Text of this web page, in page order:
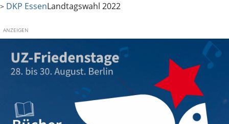
> DKP EssenLandtagswahl 2022
ANZEIGEN